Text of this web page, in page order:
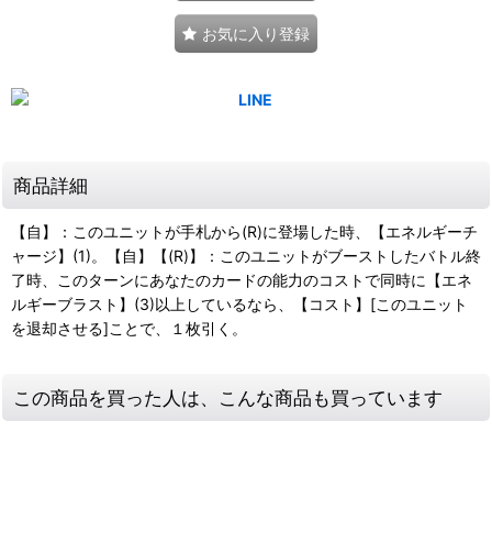
お気に入り登録
商品詳細
【自】：このユニットが手札から(R)に登場した時、【エネルギーチ
ャージ】(1)。【自】【(R)】：このユニットがブーストしたバトル終
了時、このターンにあなたのカードの能力のコストで同時に【エネ
ルギーブラスト】(3)以上しているなら、【コスト】[このユニット
を退却させる]ことで、１枚引く。
この商品を買った人は、こんな商品も買っています